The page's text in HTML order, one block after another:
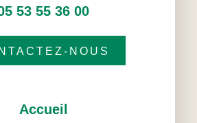
53 55 36 00
NOUS
Accueil